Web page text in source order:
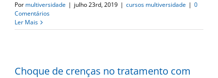
Por multiversidade | julho 23rd, 2019 | cursos multiversidade | 0
Comentários
Ler Mais
Choque de crenças no tratamento com